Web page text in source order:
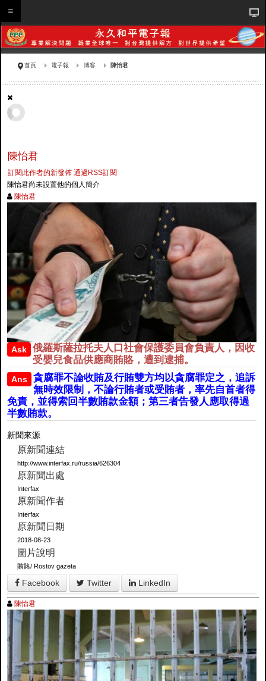
首頁 電子報 博客 陳怡君
陳怡君
訂閱此作者的新發佈 通過RSS訂閱
陳怡君尚未設置他的個人簡介
陳怡君
Ask
俄羅斯薩拉托夫人口社會保護委員會負責人，因收
受嬰兒食品供應商賄賂，遭到逮捕。
Ans
貪腐罪不論收賄及行賄雙方均以貪腐罪定之，追訴
無時效限制，不論行賄者或受賄者，率先自首者得
免責，並得索回半數賄款金額；第三者告發人應取得過
半數賄款。
新聞來源
原新聞連結
http://www.interfax.ru/russia/626304
原新聞出處
Interfax
原新聞作者
Interfax
原新聞日期
2018-08-23
圖片說明
賄賂/ Rostov gazeta
Facebook Twitter LinkedIn
陳怡君